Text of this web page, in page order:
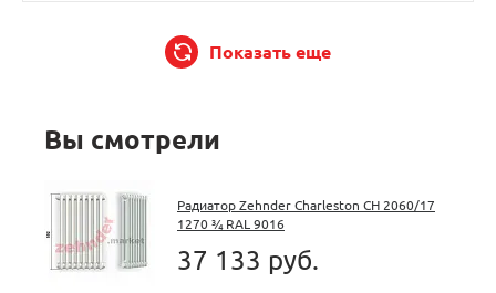
Показать еще
Вы смотрели
Радиатор Zehnder Charleston CH 2060/17
1270 ¾ RAL 9016
37 133 руб.